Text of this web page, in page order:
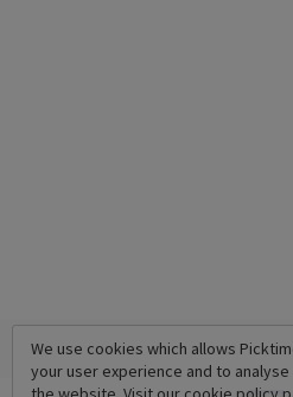
We use cookies which allows
your user experience and to